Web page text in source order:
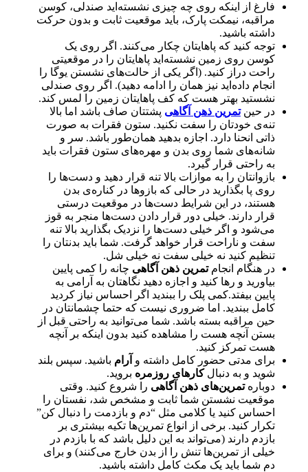
فارغ از اینکه روی چه چیزی نشسته‌اید صندلی، کوسن
مراقبه، نیمکت پارک، باید موقعیت ثابت و بدون حرکت
داشته باشید.
توجه کنید که پاهایتان چکار می‌کنند. اگر روی یک
کوسن روی زمین نشسته‌اید پاهایتان را در موقعیتی
راحت دراز کنید. (اگر یکی از حالت‌های نشستن یوگا را
انجام داده‌اید نیز همان را ادامه دهید). اگر روی صندلی
نشستید بهتر هست که کف پاهایتان زمین را لمس کند.
در حینتمرین ذهن آگاهی پشتتان صاف باشد اما بالا
تنه‌ی خودتان را سفت نکنید. ستون فقرات به صورت
ذاتی انحنا دارد. اجازه بدهید همان‌طور باشد. سر و
شانه‌های شما روی بدن و مهره‌‌های ستون فقرات باید
به راحتی قرار گیرد.
بازوانتان را به موازات بالا تنه قرار دهید و دست‌ها را
روی پا بگذارید در حالی که بازوها در کناره‌ی بدن
هستند، در این شرایط دست‌ها در موقعیت درستی
قرار دارند. خیلی دور قرار دادن دست‌ها منجر به قوز
می‌شود و اگر خیلی دست‌ها را نزدیک بگذارید بالا تنه
سفت و ناراحت قرار خواهد گرفت. شما باید بدنتان را
تنظیم کنید نه خیلی سفت نه خیلی شل.
در هنگام انجامتمرین ذهن آگاهی چانه را کمی پایین
بیاورید و رها کنید و اجازه دهید نگاهتان به آرامی به
پایین بیفتد.کمی پلک را ببندید اگر احساس نیاز کردید
کامل ببندید. اما ضروری نیست که حتما چشمانتان در
حین مراقبه بسته باشد. شما می‌توانید به راحتی قبل از
بستن آنچه هست را مشاهده کنید بدون اینکه بر آنچه
هست تمرکز کنید.
برای مدتی حضور کامل داشته و آرام باشید. سپس بلند
شوید و به دنبالکارهای روزمره بروید.
دوباره تمرین‌های ذهن آگاهی را شروع کنید. وقتی
موقعیت نشستن شما ثابت و مشخص شد، نفستان را
احساس کنید یا کلامی مثل “دم و بازدمت را دنبال کن”
تکرار کنید. برخی از انواع تمرین‌ها تکیه بیشتری بر
بازدم دارند (می‌تواند به این دلیل باشد که با بازدم در
خیلی از تمرین‌ها تنش را از بدن خارج می‌کنند) و برای
دم شما باید یک مکث کامل داشته باشید.